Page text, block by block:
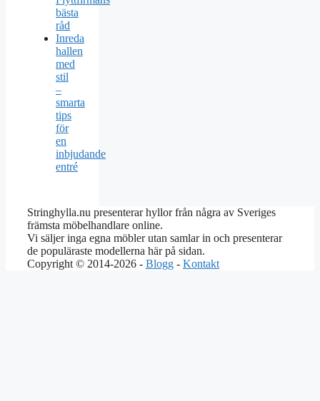
bästa
råd
Inreda
hallen
med
stil
–
smarta
tips
för
en
inbjudande
entré
Stringhylla.nu presenterar hyllor från några av Sveriges
främsta möbelhandlare online.
Vi säljer inga egna möbler utan samlar in och presenterar
de populäraste modellerna här på sidan.
Copyright © 2014-2026 - Blogg - Kontakt